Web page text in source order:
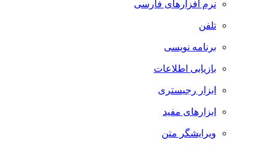
نرم افزارهای فارسی
تلفن
برنامه نویسی
بازیابی اطلاعات
ابزار رجیستری
ابزارهای مفید
ویرایشگر متن